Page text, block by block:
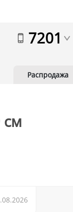
7201
Распродажа